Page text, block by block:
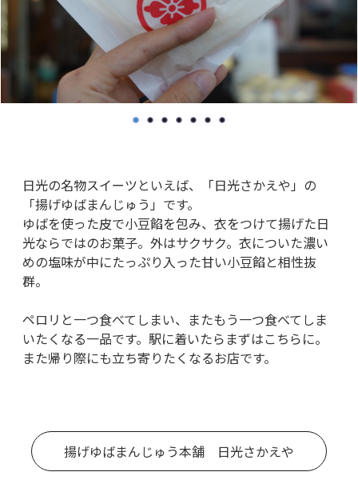
日光の名物スイーツといえば、「日光さかえや」の
「揚げゆばまんじゅう」です。
ゆばを使った皮で小豆餡を包み、衣をつけて揚げた日
光ならではのお菓子。外はサクサク。衣についた濃い
めの塩味が中にたっぷり入った甘い小豆餡と相性抜
群。
ペロリと一つ食べてしまい、またもう一つ食べてしま
いたくなる一品です。駅に着いたらまずはこちらに。
また帰り際にも立ち寄りたくなるお店です。
揚げゆばまんじゅう本舗 日光さかえや